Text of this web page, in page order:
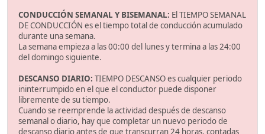
CONDUCCIÓN SEMANAL Y BISEMANAL: El TIEMPO SEMANAL
DE CONDUCCIÓN es el tiempo total de conducción acumulado
durante una semana.
La semana empieza a las 00:00 del lunes y termina a las 24:00
del domingo siguiente.
DESCANSO DIARIO: TIEMPO DESCANSO es cualquier periodo
ininterrumpido en el que el conductor puede disponer
libremente de su tiempo.
Cuando se reemprende la actividad después de descanso
semanal o diario, hay que completar un nuevo periodo de